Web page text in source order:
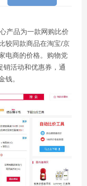
产品为一款网购比价
较同款商品在淘宝/京
电商的价格。购物党
销活动和优惠券，通
钱。